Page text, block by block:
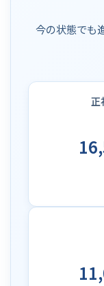
今の状態でも
正